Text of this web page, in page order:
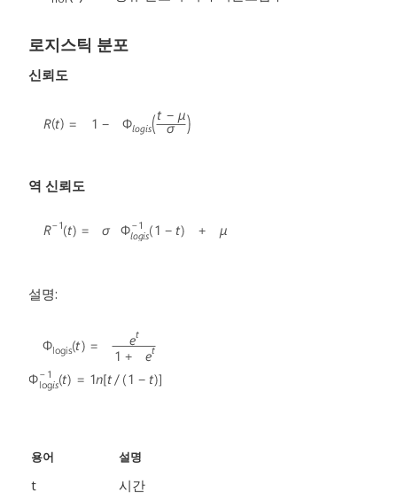
로지스틱 분포
신뢰도
역 신뢰도
설명:
용어 설명
t
시간